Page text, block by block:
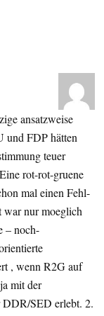
ansatzweise
und FDP hätten
teuer
rot-rot-gruene
mal einen Fehl-
war nur moeglich
– noch-
, wenn R2G auf
mit der
SED erlebt. 2.